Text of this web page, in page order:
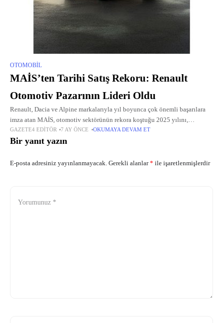
OTOMOBIL
MAİS’ten Tarihi Satış Rekoru: Renault
Otomotiv Pazarının Lideri Oldu
Renault, Dacia ve Alpine markalarıyla yıl boyunca çok önemli başarılara
imza atan MAİS, otomotiv sektörünün rekora koştuğu 2025 yılını,
kullanıcıların en çok tercih ettiği markalarıyla zirvede tamamladı.
GAZETE4 EDITÖR 7 AY ÖNCE OKUMAYA DEVAM ET
Bir yanıt yazın
E-posta adresiniz yayınlanmayacak. Gerekli alanlar* ile işaretlenmişlerdir